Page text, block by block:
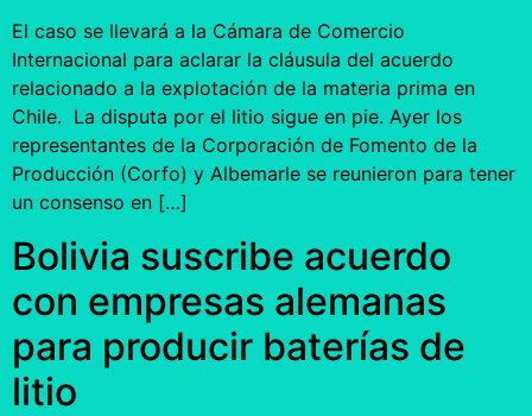
El caso se llevará a la Cámara de Comercio
Internacional para aclarar la cláusula del acuerdo
relacionado a la explotación de la materia prima en
Chile. La disputa por el litio sigue en pie. Ayer los
representantes de la Corporación de Fomento de la
Producción (Corfo) y Albemarle se reunieron para tener
un consenso en […]
Bolivia suscribe acuerdo
con empresas alemanas
para producir baterías de
litio